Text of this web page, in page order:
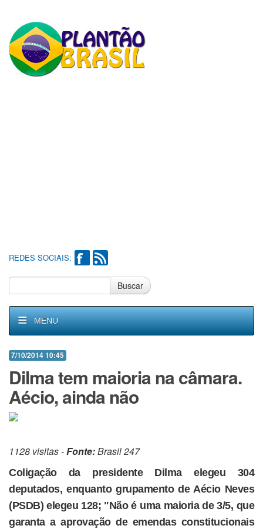
REDES SOCIAIS:
Buscar
MENU
7/10/2014 10:45
Dilma tem maioria na câmara.
Aécio, ainda não
1128 visitas -Fonte:Brasil 247
Coligação da presidente Dilma elegeu 304
deputados, enquanto grupamento de Aécio Neves
(PSDB) elegeu 128; "Não é uma maioria de 3/5, que
garanta a aprovação de emendas constitucionais